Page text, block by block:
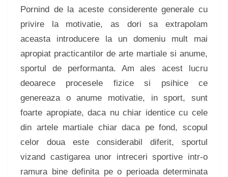
Pornind de la aceste considerente generale cu
privire la motivatie, as dori sa extrapolam
aceasta introducere la un domeniu mult mai
apropiat practicantilor de arte martiale si anume,
sportul de performanta. Am ales acest lucru
deoarece procesele fizice si psihice ce
genereaza o anume motivatie, in sport, sunt
foarte apropiate, daca nu chiar identice cu cele
din artele martiale chiar daca pe fond, scopul
celor doua este considerabil diferit, sportul
vizand castigarea unor intreceri sportive intr-o
ramura bine definita pe o perioada determinata